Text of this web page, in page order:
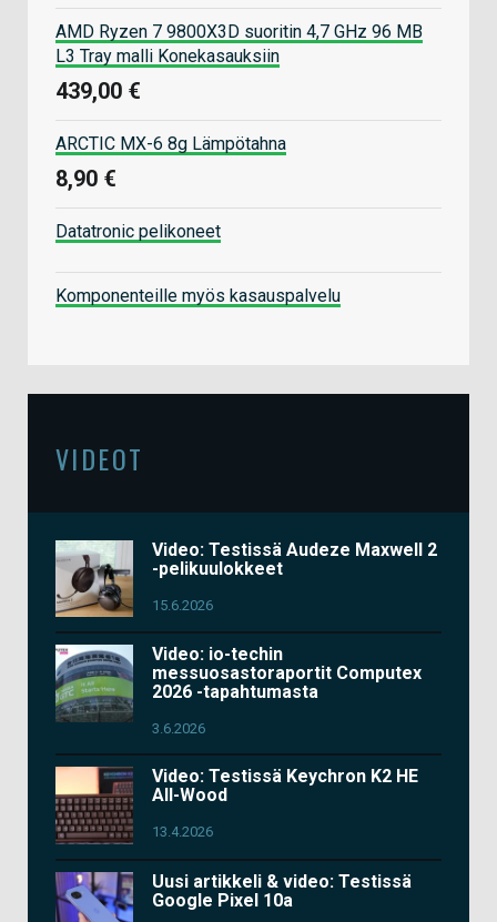
AMD Ryzen 7 9800X3D suoritin 4,7 GHz 96 MB
L3 Tray malli Konekasauksiin
439,00 €
ARCTIC MX-6 8g Lämpötahna
8,90 €
Datatronic pelikoneet
Komponenteille myös kasauspalvelu
VIDEOT
Video: Testissä Audeze Maxwell 2
-pelikuulokkeet
15.6.2026
Video: io-techin
messuosastoraportit Computex
2026 -tapahtumasta
3.6.2026
Video: Testissä Keychron K2 HE
All-Wood
13.4.2026
Uusi artikkeli & video: Testissä
Google Pixel 10a